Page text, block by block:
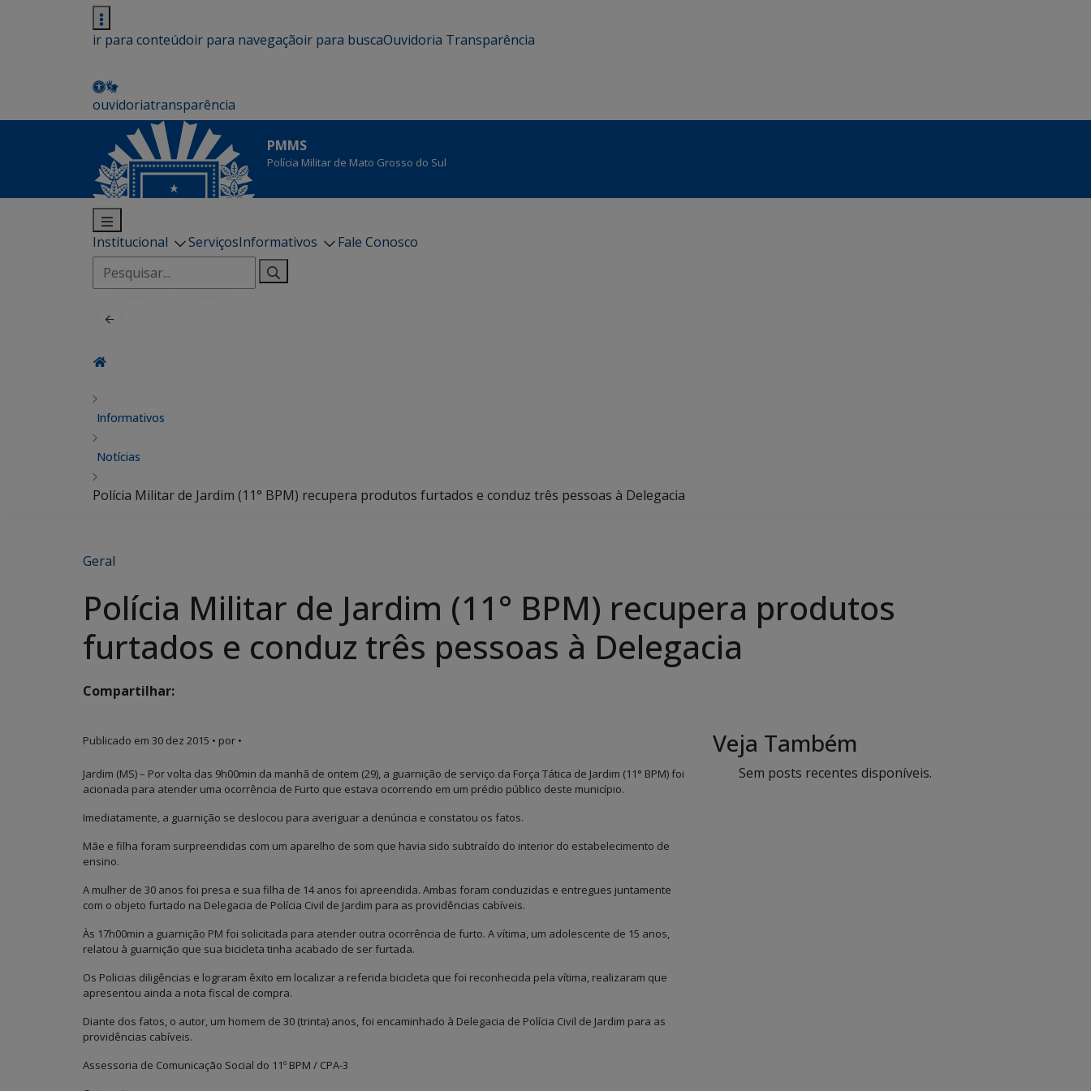
ir para conteúdoir para navegaçãoir para buscaOuvidoria Transparência
ouvidoriatransparência
PMMS
Polícia Militar de Mato Grosso do Sul
Institucional ServiçosInformativos
Fale Conosco
Pesquisar
por:
Informativos
Notícias
Polícia Militar de Jardim (11° BPM) recupera produtos furtados e conduz três pessoas à Delegacia
Geral
Polícia Militar de Jardim (11° BPM) recupera produtos
furtados e conduz três pessoas à Delegacia
Compartilhar:
Publicado em 30 dez 2015 • por •
Jardim (MS) – Por volta das 9h00min da manhã de ontem (29), a guarnição de serviço da Força Tática de Jardim (11° BPM) foi
acionada para atender uma ocorrência de Furto que estava ocorrendo em um prédio público deste município.
Imediatamente, a guarnição se deslocou para averiguar a denúncia e constatou os fatos.
Mãe e filha foram surpreendidas com um aparelho de som que havia sido subtraído do interior do estabelecimento de
ensino.
A mulher de 30 anos foi presa e sua filha de 14 anos foi apreendida. Ambas foram conduzidas e entregues juntamente
com o objeto furtado na Delegacia de Polícia Civil de Jardim para as providências cabíveis.
Às 17h00min a guarnição PM foi solicitada para atender outra ocorrência de furto. A vítima, um adolescente de 15 anos,
relatou à guarnição que sua bicicleta tinha acabado de ser furtada.
Os Policias diligências e lograram êxito em localizar a referida bicicleta que foi reconhecida pela vítima, realizaram que
apresentou ainda a nota fiscal de compra.
Diante dos fatos, o autor, um homem de 30 (trinta) anos, foi encaminhado à Delegacia de Polícia Civil de Jardim para as
providências cabíveis.
Assessoria de Comunicação Social do 11º BPM / CPA-3
Veja Também
Sem posts recentes disponíveis.